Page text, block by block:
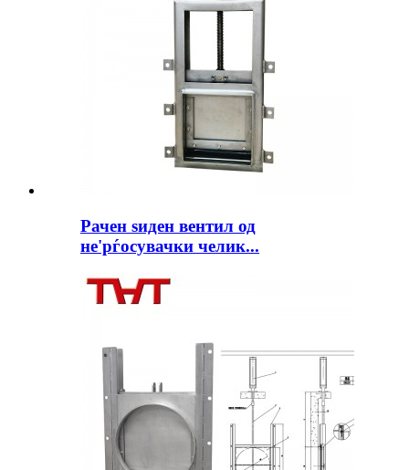
Рачен ѕиден вентил од
не'рѓосувачки челик...